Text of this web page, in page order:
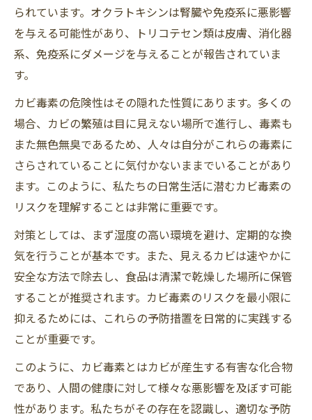
られています。オクラトキシンは腎臓や免疫系に悪影響
を与える可能性があり、トリコテセン類は皮膚、消化器
系、免疫系にダメージを与えることが報告されていま
す。
カビ毒素の危険性はその隠れた性質にあります。多くの
場合、カビの繁殖は目に見えない場所で進行し、毒素も
また無色無臭であるため、人々は自分がこれらの毒素に
さらされていることに気付かないままでいることがあり
ます。このように、私たちの日常生活に潜むカビ毒素の
リスクを理解することは非常に重要です。
対策としては、まず湿度の高い環境を避け、定期的な換
気を行うことが基本です。また、見えるカビは速やかに
安全な方法で除去し、食品は清潔で乾燥した場所に保管
することが推奨されます。カビ毒素のリスクを最小限に
抑えるためには、これらの予防措置を日常的に実践する
ことが重要です。
このように、カビ毒素とはカビが産生する有害な化合物
であり、人間の健康に対して様々な悪影響を及ぼす可能
性があります。私たちがその存在を認識し、適切な予防